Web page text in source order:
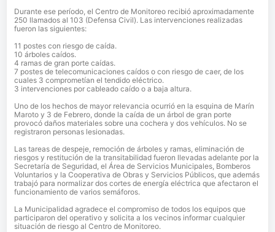
Durante ese período, el Centro de Monitoreo recibió aproximadamente
250 llamados al 103 (Defensa Civil). Las intervenciones realizadas
fueron las siguientes:
11 postes con riesgo de caída.
10 árboles caídos.
4 ramas de gran porte caídas.
7 postes de telecomunicaciones caídos o con riesgo de caer, de los
cuales 3 comprometían el tendido eléctrico.
3 intervenciones por cableado caído o a baja altura.
Uno de los hechos de mayor relevancia ocurrió en la esquina de Marín
Maroto y 3 de Febrero, donde la caída de un árbol de gran porte
provocó daños materiales sobre una cochera y dos vehículos. No se
registraron personas lesionadas.
Las tareas de despeje, remoción de árboles y ramas, eliminación de
riesgos y restitución de la transitabilidad fueron llevadas adelante por la
Secretaría de Seguridad, el Área de Servicios Municipales, Bomberos
Voluntarios y la Cooperativa de Obras y Servicios Públicos, que además
trabajó para normalizar dos cortes de energía eléctrica que afectaron el
funcionamiento de varios semáforos.
La Municipalidad agradece el compromiso de todos los equipos que
participaron del operativo y solicita a los vecinos informar cualquier
situación de riesgo al Centro de Monitoreo.